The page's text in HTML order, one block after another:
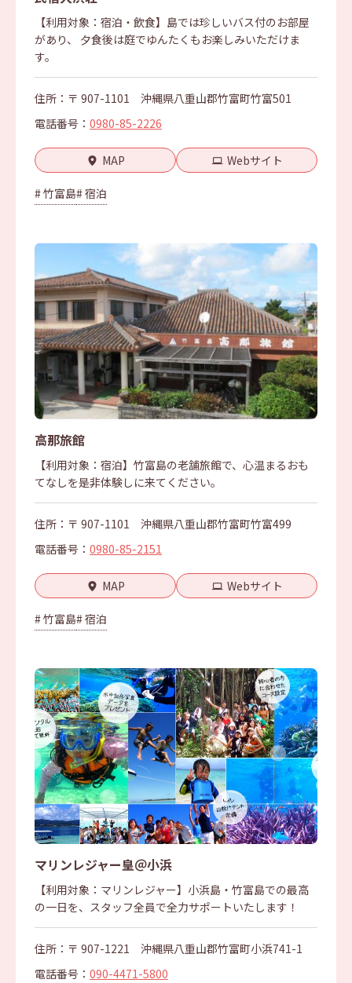
【利用対象：宿泊・飲食】島では珍しいバス付のお部屋
があり、 夕食後は庭でゆんたくもお楽しみいただけま
す。
住所：〒 907-1101 沖縄県八重山郡竹富町竹富501
電話番号： 0980-85-2226
MAP Webサイト
# 竹富島# 宿泊
高那旅館
【利用対象：宿泊】竹富島の老舗旅館で、心温まるおも
てなしを是非体験しに来てください。
住所：〒 907-1101 沖縄県八重山郡竹富町竹富499
電話番号： 0980-85-2151
MAP Webサイト
# 竹富島# 宿泊
マリンレジャー皇＠小浜
【利用対象：マリンレジャー】小浜島・竹富島での最高
の一日を、スタッフ全員で全力サポートいたします！
住所：〒 907-1221 沖縄県八重山郡竹富町小浜741-1
電話番号： 090-4471-5800